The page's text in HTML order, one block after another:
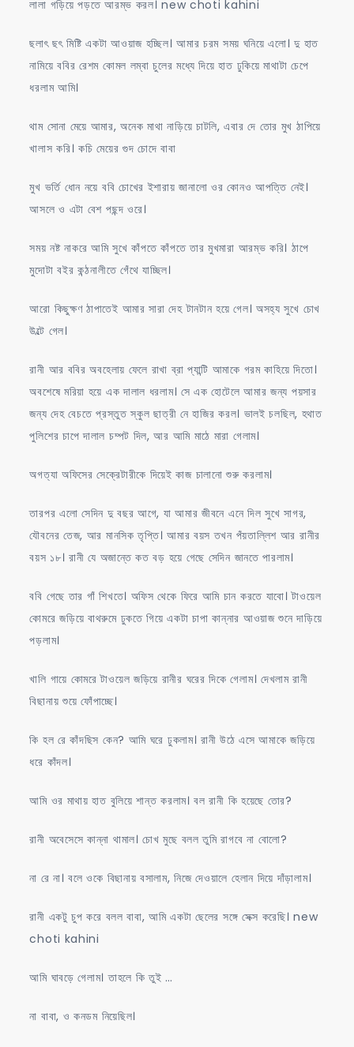
লালা গড়িয়ে পড়তে আরম্ভ করল। new choti kahini
ছলাৎ ছৎ মিষ্টি একটা আওয়াজ হচ্ছিল। আমার চরম সময় ঘনিয়ে এলো। দু হাত
নামিয়ে ববির রেশম কোমল লম্বা চুলের মধ্যে দিয়ে হাত ঢুকিয়ে মাথাটা চেপে
ধরলাম আমি।
থাম সোনা মেয়ে আমার, অনেক মাথা নাড়িয়ে চাটলি, এবার দে তোর মুখ ঠাপিয়ে
খালাস করি। কচি মেয়ের গুদ চোদে বাবা
মুখ ভর্তি ধোন নয়ে ববি চোখের ইশারায় জানালো ওর কোনও আপত্তি নেই।
আসলে ও এটা বেশ পছন্দ ওরে।
সময় নষ্ট নাকরে আমি সুখে কাঁপতে কাঁপতে তার মুখমারা আরম্ভ করি। ঠাপে
মুদোটা বইর কন্ঠনালীতে গেঁথে যাচ্ছিল।
আরো কিছুক্ষণ ঠাপাতেই আমার সারা দেহ টানটান হয়ে গেল। অসহ্য সুখে চোখ
উল্টে গেল।
রানী আর ববির অবহেলায় ফেলে রাখা ব্রা প্যান্টি আমাকে গরম কাহিয়ে দিতো।
অবশেষে মরিয়া হয়ে এক দালাল ধরলাম। সে এক হোটেলে আমার জন্য পয়সার
জন্য দেহ বেচতে প্রস্তুত স্কুল ছাত্রী নে হাজির করল। ভালই চলছিল, হথাত
পুলিশের চাপে দালাল চম্পট দিল, আর আমি মাঠে মারা গেলাম।
অগত্যা অফিসের সেক্রেটারীকে দিয়েই কাজ চালানো শুরু করলাম।
তারপর এলো সেদিন দু বছর আগে, যা আমার জীবনে এনে দিল সুখে সাগর,
যৌবনের তেজ, আর মানসিক তৃপ্তি। আমার বয়স তখন পঁয়তাল্লিশ আর রানীর
বয়স ১৮। রানী যে অজান্তে কত বড় হয়ে গেছে সেদিন জানতে পারলাম।
ববি গেছে তার গাঁ শিখতে। অফিস থেকে ফিরে আমি চান করতে যাবো। টাওয়েল
কোমরে জড়িয়ে বাথরুমে ঢুকতে গিয়ে একটা চাপা কান্নার আওয়াজ শুনে দাড়িয়ে
পড়লাম।
খালি গায়ে কোমরে টাওয়েল জড়িয়ে রানীর ঘরের দিকে গেলাম। দেখলাম রানী
বিছানায় শুয়ে ফোঁপাচ্ছে।
কি হল রে কাঁদছিস কেন? আমি ঘরে ঢুকলাম। রানী উঠে এসে আমাকে জড়িয়ে
ধরে কাঁদল।
আমি ওর মাথায় হাত বুলিয়ে শান্ত করলাম। বল রানী কি হয়েছে তোর?
রানী অবেসেসে কান্না থামাল। চোখ মুছে বলল তুমি রাগবে না বোলো?
না রে না। বলে ওকে বিছানায় বসালাম, নিজে দেওয়ালে হেলান দিয়ে দাঁড়ালাম।
রানী একটু চুপ করে বলল বাবা, আমি একটা ছেলের সঙ্গে সেক্স করেছি। new
choti kahini
আমি ঘাবড়ে গেলাম। তাহলে কি তুই …
না বাবা, ও কনডম নিয়েছিল।